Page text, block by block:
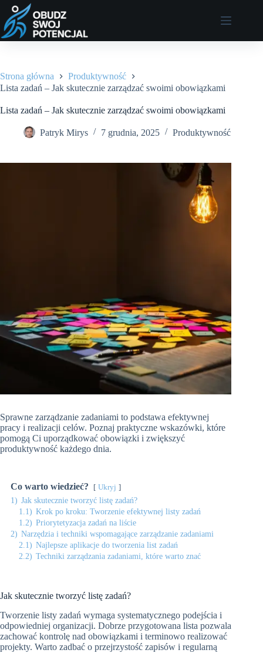
Przejdź
treści
Strona główna
Produktywność
Lista zadań – Jak skutecznie zarządzać swoimi obowiązkami
Lista zadań – Jak skutecznie zarządzać swoimi obowiązkami
Patryk Mirys 7 grudnia, 2025 Produktywność
Sprawne zarządzanie zadaniami to podstawa efektywnej
pracy i realizacji celów. Poznaj praktyczne wskazówki, które
pomogą Ci uporządkować obowiązki i zwiększyć
produktywność każdego dnia.
Co warto wiedzieć? Ukryj
1) Jak skutecznie tworzyć listę zadań?
1.1) Krok po kroku: Tworzenie efektywnej listy zadań
1.2) Priorytetyzacja zadań na liście
2) Narzędzia i techniki wspomagające zarządzanie zadaniami
2.1) Najlepsze aplikacje do tworzenia list zadań
2.2) Techniki zarządzania zadaniami, które warto znać
Jak skutecznie tworzyć listę zadań?
Tworzenie listy zadań wymaga systematycznego podejścia i
odpowiedniej organizacji. Dobrze przygotowana lista pozwala
zachować kontrolę nad obowiązkami i terminowo realizować
projekty. Warto zadbać o przejrzystość zapisów i regularną